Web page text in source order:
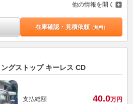
他の情報を開く
在庫確認・見積依頼（無料）
グストップ キーレス CD
支払総額 40.0万円